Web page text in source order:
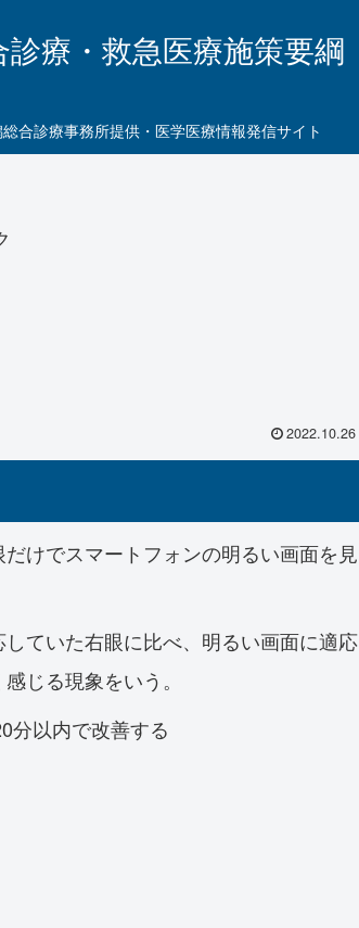
診療・救急医療施策要綱
合診療事務所提供・医学医療情報発信サイト
2022.10.26
けでスマートフォンの明るい画面を見
ていた右眼に比べ、明るい画面に適応
じる現象をいう。
分以内で改善する